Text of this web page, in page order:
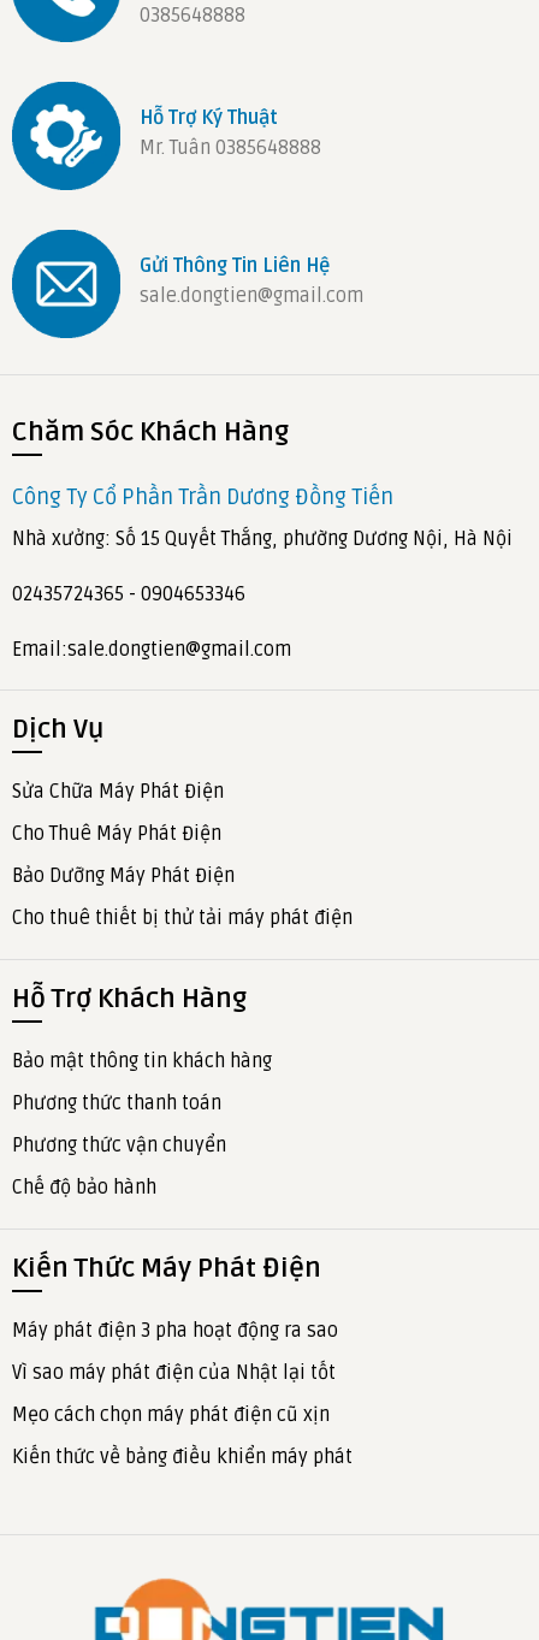
0385648888
Hỗ Trợ Ký Thuật
Mr. Tuân 0385648888
Gửi Thông Tin Liên Hệ
sale.dongtien@gmail.com
Chăm Sóc Khách Hàng
Công Ty Cổ Phần Trần Dương Đồng Tiến
Nhà xưởng: Số 15 Quyết Thắng, phường Dương Nội, Hà Nội
02435724365 - 0904653346
Email:sale.dongtien@gmail.com
Dịch Vụ
Sửa Chữa Máy Phát Điện
Cho Thuê Máy Phát Điện
Bảo Dưỡng Máy Phát Điện
Cho thuê thiết bị thử tải máy phát điện
Hỗ Trợ Khách Hàng
Bảo mật thông tin khách hàng
Phương thức thanh toán
Phương thức vận chuyển
Chế độ bảo hành
Kiến Thức Máy Phát Điện
Máy phát điện 3 pha hoạt động ra sao
Vì sao máy phát điện của Nhật lại tốt
Mẹo cách chọn máy phát điện cũ xịn
Kiến thức về bảng điều khiển máy phát